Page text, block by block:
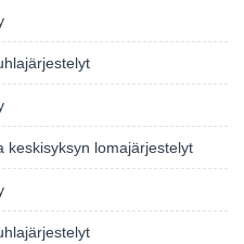
keskisyksyn lomajärjestelyt